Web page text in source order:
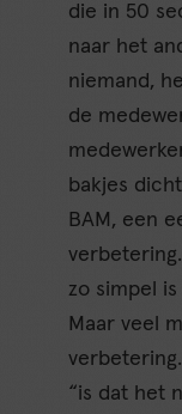
die in 50
naar het
niemand,
de
bakjes
BAM, een
zo simpel
Maar veel
“is dat het